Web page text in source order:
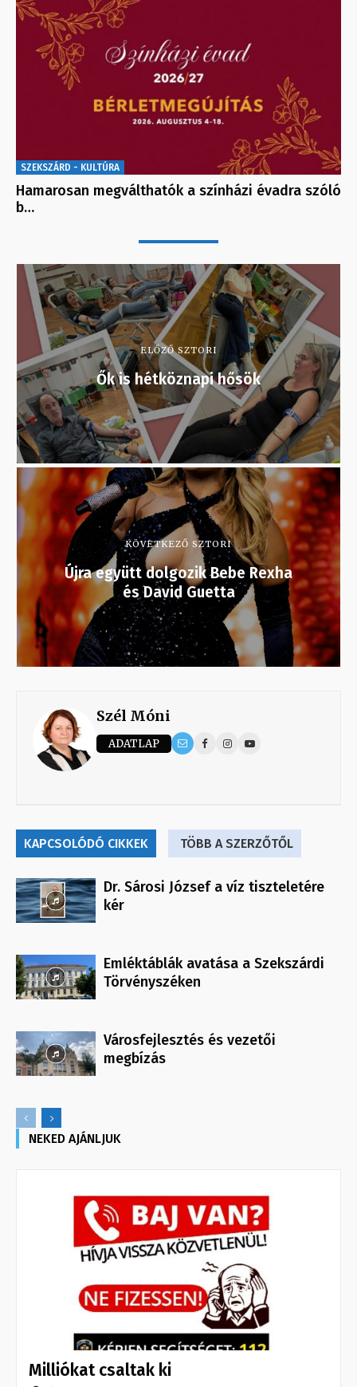
SZEKSZÁRD - KULTÚRA
Hamarosan megválthatók a színházi évadra szóló
b…
ELŐZŐ SZTORI
Ők is hétköznapi hősök
KÖVETKEZŐ SZTORI
Újra együtt dolgozik Bebe Rexha
és David Guetta
Szél Móni
ADATLAP
KAPCSOLÓDÓ CIKKEK TÖBB A SZERZŐTŐL
Dr. Sárosi József a víz tiszteletére
kér
Emléktáblák avatása a Szekszárdi
Törvényszéken
Városfejlesztés és vezetői
megbízás
NEKED AJÁNLJUK
Milliókat csaltak ki